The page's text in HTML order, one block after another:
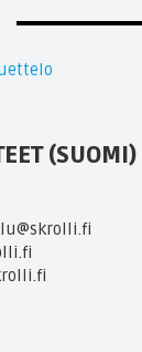
(SUOMI)